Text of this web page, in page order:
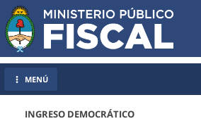
INGRESO DEMOCRÁTICO
MENÚ